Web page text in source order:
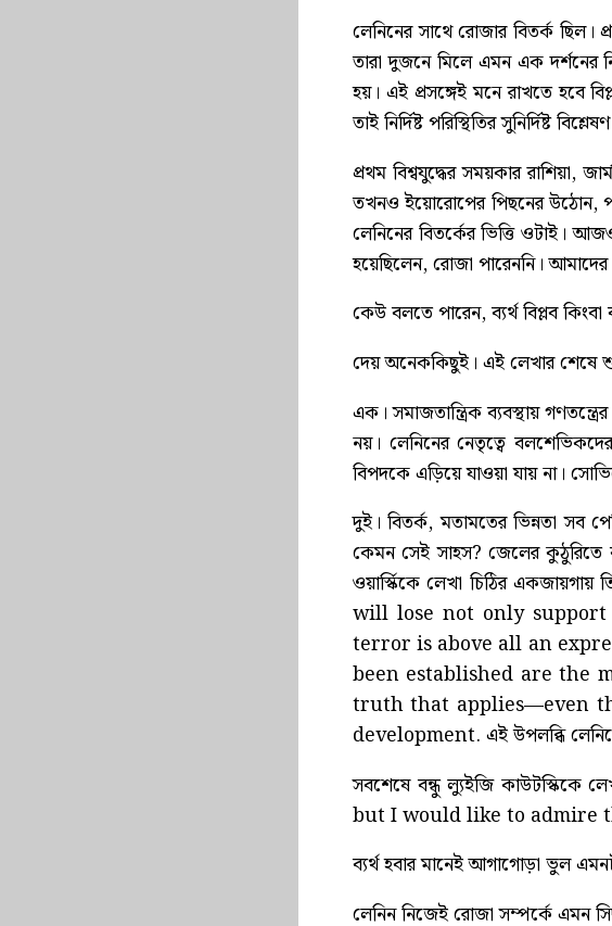
লেনিনের সাথে রোজার বিতর্ক ছিল।
তারা দুজনে মিলে এমন এক দর্শনের
হয়। এই প্রসঙ্গেই মনে রাখতে হবে
তাই নির্দিষ্ট পরিস্থিতির সুনির্দিষ্ট
প্রথম বিশ্বযুদ্ধের সময়কার রাশিয়া,
তখনও ইয়োরোপের পিছনের উঠোন,
লেনিনের বিতর্কের ভিত্তি ওটাই।
হয়েছিলেন, রোজা পারেননি।
কেউ বলতে পারেন, ব্যর্থ বিপ্লব কিংবা
দেয় অনেককিছুই। এই লেখার শেষে
এক। সমাজতান্ত্রিক ব্যবস্থায়
নয়। লেনিনের নেতৃত্বে
বিপদকে এড়িয়ে যাওয়া যায় না।
দুই। বিতর্ক, মতামতের ভিন্নতা সব
কেমন সেই সাহস? জেলের কুঠুরিতে
ওয়ার্স্কিকে লেখা চিঠির
will lose not only
terror is above all an
been established are the
truth that applies—even
development. এই উপলব্ধি
সবশেষে বন্ধু ল্যুইজি
but I would like to admire
ব্যর্থ হবার মানেই আগাগোড়া ভুল
লেনিন নিজেই রোজা সম্পর্কে এমন